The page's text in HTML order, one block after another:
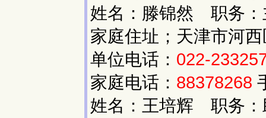
姓名：滕锦然 职务：
家庭住址；天津市河
单位电话： 022-
家庭电话： 88378268
姓名：王培辉 职务：